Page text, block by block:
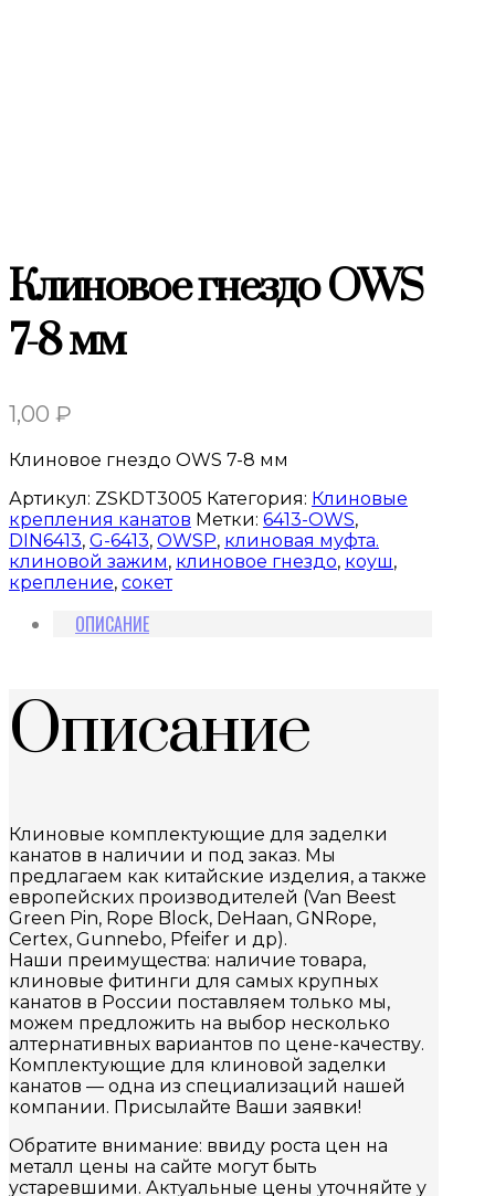
Клиновое гнездо OWS
7-8 мм
1,00 ₽
Клиновое гнездо OWS 7-8 мм
Артикул: ZSKDT3005 Категория: Клиновые
крепления канатов Метки: 6413-OWS,
DIN6413, G-6413, OWSP, клиновая муфта.
клиновой зажим, клиновое гнездо, коуш,
крепление, сокет
ОПИСАНИЕ
Описание
Клиновые комплектующие для заделки
канатов в наличии и под заказ. Мы
предлагаем как китайские изделия, а также
европейских производителей (Van Beest
Green Pin, Rope Block, DeHaan, GNRope,
Certex, Gunnebo, Pfeifer и др).
Наши преимущества: наличие товара,
клиновые фитинги для самых крупных
канатов в России поставляем только мы,
можем предложить на выбор несколько
алтернативных вариантов по цене-качеству.
Комплектующие для клиновой заделки
канатов — одна из специализаций нашей
компании. Присылайте Ваши заявки!
Обратите внимание: ввиду роста цен на
металл цены на сайте могут быть
устаревшими. Актуальные цены уточняйте у